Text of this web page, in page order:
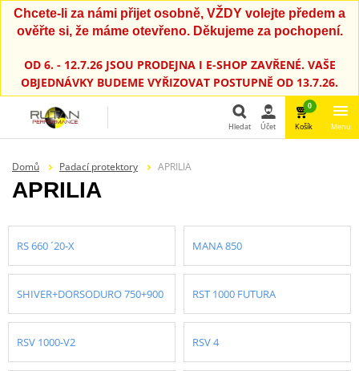
Chcete-li za námi přijet osobně, VŽDY volejte předem a
ověřte si, že máme otevřeno. Děkujeme za pochopení.
OD 6. - 12.7.26 JSOU PRODEJNA I E-SHOP ZAVŘENÉ. VAŠE
OBJEDNÁVKY BUDEME VYŘIZOVAT POSTUPNĚ OD 13.7.26.
Hledat Účet
0
Košík Menu
Domů Padací protektory APRILIA
APRILIA
RS 660 ´20-X MANA 850
SHIVER+DORSODURO 750+900 RST 1000 FUTURA
RSV 1000-V2 RSV 4